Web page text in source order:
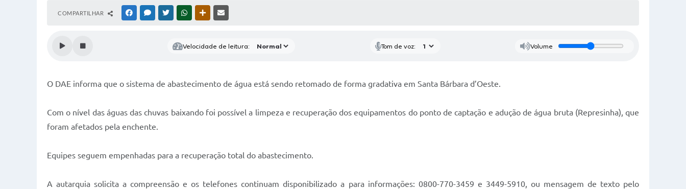
COMPARTILHAR FACEBOOKMESSENGER
TWITTERWHATSAPPOUTRAS MÍDIAS
Velocidade de leitura: Tom de voz: Volume
O DAE informa que o sistema de abastecimento de água está sendo retomado de forma gradativa em Santa Bárbara d’Oeste.
Com o nível das águas das chuvas baixando foi possível a limpeza e recuperação dos equipamentos do ponto de captação e adução de água bruta (Represinha), que
foram afetados pela enchente.
Equipes seguem empenhadas para a recuperação total do abastecimento.
A autarquia solicita a compreensão e os telefones continuam disponibilizado a para informações: 0800-770-3459 e 3449-5910, ou mensagem de texto pelo